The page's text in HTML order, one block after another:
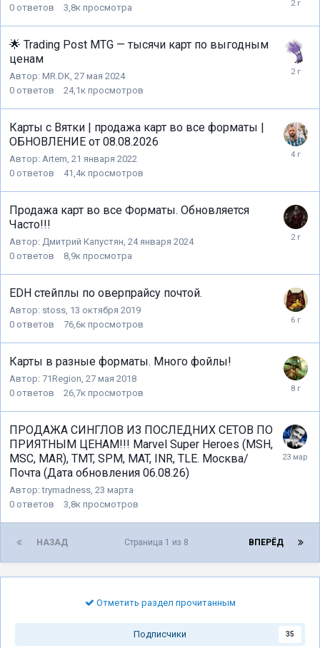
0 ответов 3,8к просмотра
🌟 Trading Post MTG — тысячи карт по выгодным
ценам
Автор: MR.DK, 27 мая 2024
0 ответов 24,1к просмотров
Карты с Вятки | продажа карт во все форматы |
ОБНОВЛЕНИЕ от 08.08.2026
Автор: Artem, 21 января 2022
0 ответов 41,4к просмотров
Продажа карт во все Форматы. Обновляется
Часто!!!
Автор: Дмитрий Капустян, 24 января 2024
0 ответов 8,9к просмотра
EDH стейплы по оверпрайсу почтой.
Автор: stoss, 13 октября 2019
0 ответов 76,6к просмотров
Карты в разные форматы. Много фойлы!
Автор: 71Region, 27 мая 2018
0 ответов 26,7к просмотров
ПРОДАЖА СИНГЛОВ ИЗ ПОСЛЕДНИХ СЕТОВ ПО
ПРИЯТНЫМ ЦЕНАМ!!! Marvel Super Heroes (MSH,
MSC, MAR), TMT, SPM, MAT, INR, TLE. Москва/
Почта (Дата обновления 06.08.26)
Автор:trymadness, 23 марта
0 ответов 3,8к просмотров
НАЗАД ВПЕРЁД
Страница 1 из 8
Отметить раздел прочитанным
Подписчики 35